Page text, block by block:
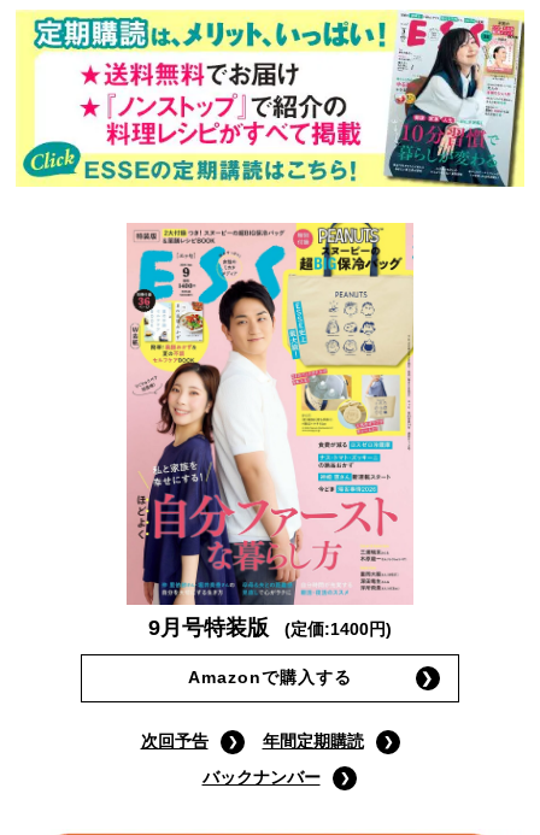
9月号特装版 (定価:1400円)
Amazonで購入する
次回予告
年間定期購読
バックナンバー